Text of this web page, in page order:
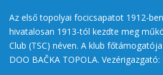
Az első topolyai focicsapatot 1912-
hivatalosan 1913-tól kezdte meg
Club (TSC) néven. A klub
DOO BAČKA TOPOLA. Vezérigazgató: